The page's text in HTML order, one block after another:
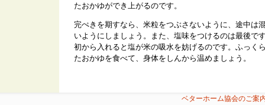
たおかゆができ上がるのです。
完ぺきを期すなら、米粒をつぶさないように、途中は
いようにしましょう。また、塩味をつけるのは最後で
初から入れると塩が米の吸水を妨げるのです。ふっく
たおかゆを食べて、身体をしんから温めましょう。
ベターホーム協会のご案